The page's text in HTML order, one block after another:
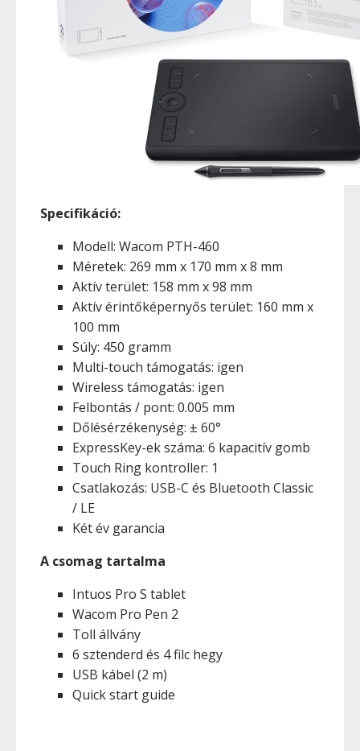
Specifikáció:
Modell: Wacom PTH-460
Méretek: 269 mm x 170 mm x 8 mm
Aktív terület: 158 mm x 98 mm
Aktív érintőképernyős terület: 160 mm x
100 mm
Súly: 450 gramm
Multi-touch támogatás: igen
Wireless támogatás: igen
Felbontás / pont: 0.005 mm
Dőlésérzékenység: ± 60°
ExpressKey-ek száma: 6 kapacitív gomb
Touch Ring kontroller: 1
Csatlakozás: USB-C és Bluetooth Classic
/ LE
Két év garancia
A csomag tartalma
Intuos Pro S tablet
Wacom Pro Pen 2
Toll állvány
6 sztenderd és 4 filc hegy
USB kábel (2 m)
Quick start guide